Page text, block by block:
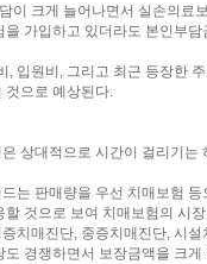
이 크게 늘어나면서 실손의료
가입하고 있더라도 본인부
, 입원비, 그리고 최근 등장한
것으로 예상된다.
상대적으로 시간이 걸리기는
는 판매량을 우선 치매보험
것으로 보여 치매보험의 시
치매진단, 중증치매진단, 시
경쟁하면서 보장금액을 크